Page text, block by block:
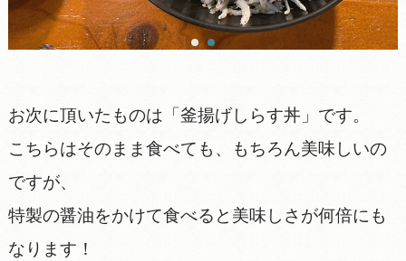
お次に頂いたものは「釜揚げしらす丼」です。
こちらはそのまま食べても、もちろん美味しいの
ですが、
特製の醤油をかけて食べると美味しさが何倍にも
なります！